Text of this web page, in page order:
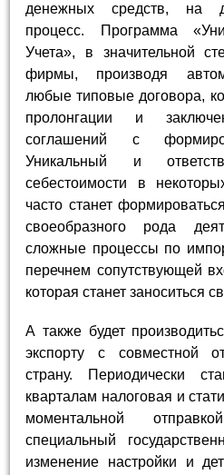
денежных средств, на
процесс. Программа
Учета», в значительной
фирмы, производя
любые типовые договора,
пролонгации и
соглашений с
Уникальный и
себестоимости в
часто станет
своеобразного рода
сложные процессы по
перечнем сопутствующей
которая станет заноситься
А также будет
экспорту с совместной
страну. Периодически
кварталам налоговая и
моментальной
специальный
изменение настройки и